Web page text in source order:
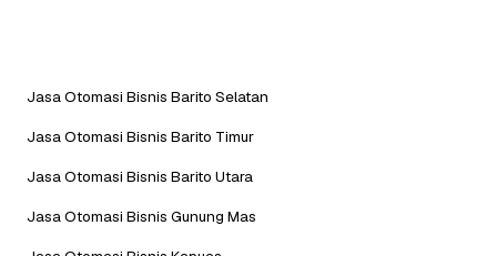
Jasa Otomasi Bisnis Barito Selatan
Jasa Otomasi Bisnis Barito Timur
Jasa Otomasi Bisnis Barito Utara
Jasa Otomasi Bisnis Gunung Mas